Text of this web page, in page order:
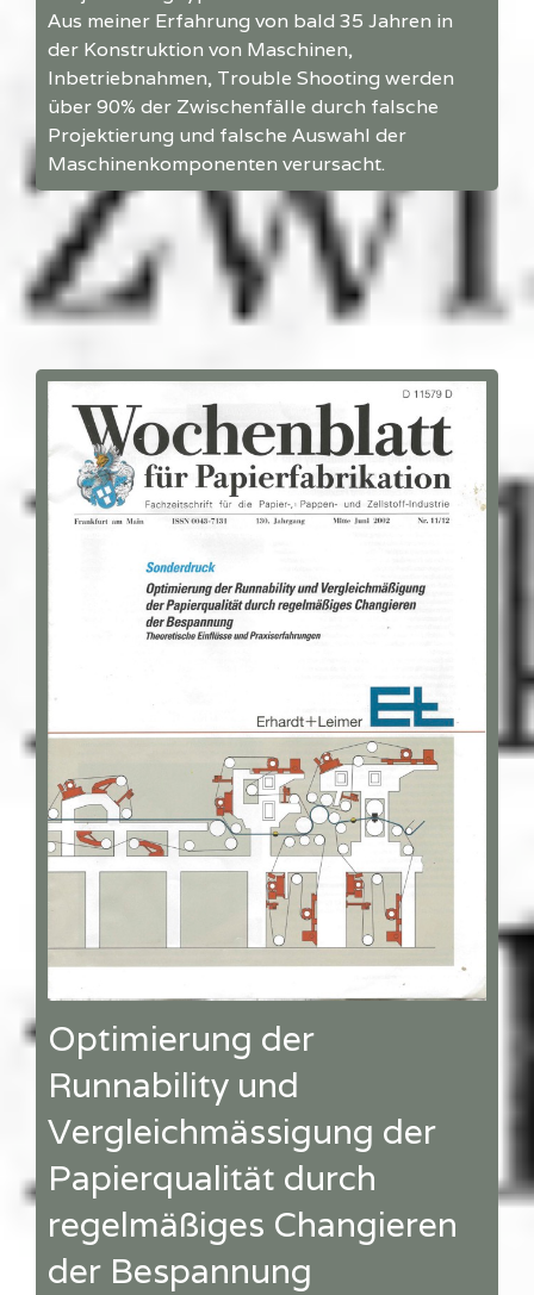
Aus meiner Erfahrung von bald 35 Jahren in
der Konstruktion von Maschinen,
Inbetriebnahmen, Trouble Shooting werden
über 90% der Zwischenfälle durch falsche
Projektierung und falsche Auswahl der
Maschinenkomponenten verursacht.
Optimierung der
Runnability und
Vergleichmässigung der
Papierqualität durch
regelmäßiges Changieren
der Bespannung